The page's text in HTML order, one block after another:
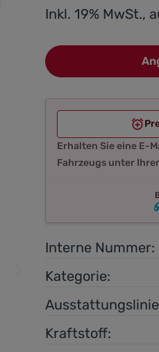
Inkl. 19% MwSt.,
Erhalten Sie eine E-
Fahrzeugs unter
Interne Nummer:
Kategorie:
Kraftstoff: